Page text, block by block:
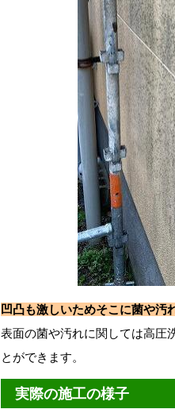
凹凸も激しいためそこに菌や汚
表面の菌や汚れに関しては高圧
とができます。
実際の施工の様子